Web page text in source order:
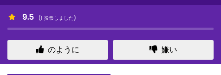
9.5 (1 投票しました)
のように 嫌い